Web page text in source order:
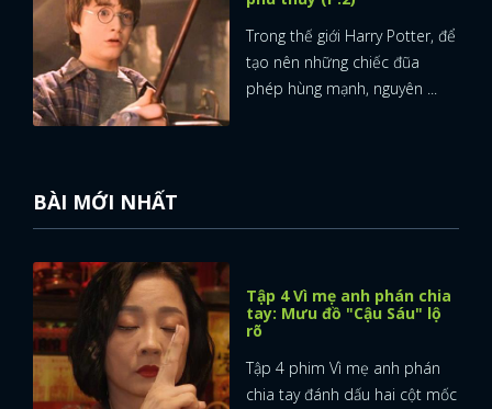
Trong thế giới Harry Potter, để
tạo nên những chiếc đũa
phép hùng mạnh, nguyên ...
BÀI MỚI NHẤT
Tập 4 Vì mẹ anh phán chia
tay: Mưu đồ "Cậu Sáu" lộ
rõ
Tập 4 phim Vì mẹ anh phán
chia tay đánh dấu hai cột mốc